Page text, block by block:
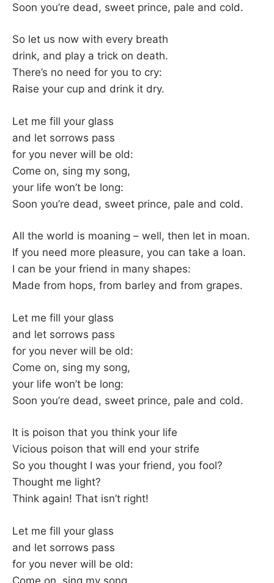
L
K
Soon you’re dead, sweet prince, pale and cold.
So let us now with every breath
drink, and play a trick on death.
There’s no need for you to cry:
Raise your cup and drink it dry.
Let me fill your glass
and let sorrows pass
for you never will be old:
Come on, sing my song,
your life won’t be long:
Soon you’re dead, sweet prince, pale and cold.
All the world is moaning – well, then let in moan.
If you need more pleasure, you can take a loan.
I can be your friend in many shapes:
Made from hops, from barley and from grapes.
Let me fill your glass
and let sorrows pass
for you never will be old:
Come on, sing my song,
your life won’t be long:
Soon you’re dead, sweet prince, pale and cold.
It is poison that you think your life
Vicious poison that will end your strife
So you thought I was your friend, you fool?
Thought me light?
Think again! That isn’t right!
Let me fill your glass
and let sorrows pass
for you never will be old:
Come on, sing my song,